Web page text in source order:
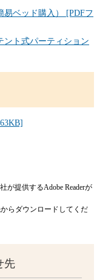
易ベッド購入） [PDFフ
ント式パーティション
が提供するAdobe Readerが
らダウンロードしてくだ
先